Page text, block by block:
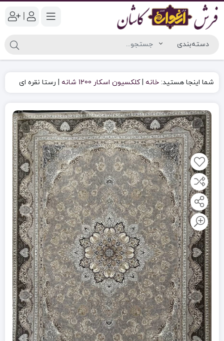
|
شما اینجا هستید: خانه |کلکسیون اسکار 1200 شانه رستا نقره ای